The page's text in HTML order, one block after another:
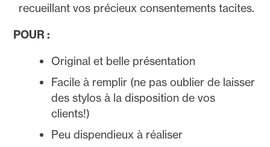
recueillant vos précieux consentements tacites.
POUR :
Original et belle présentation
Facile à remplir (ne pas oublier de laisser
des stylos à la disposition de vos
clients!)
Peu dispendieux à réaliser